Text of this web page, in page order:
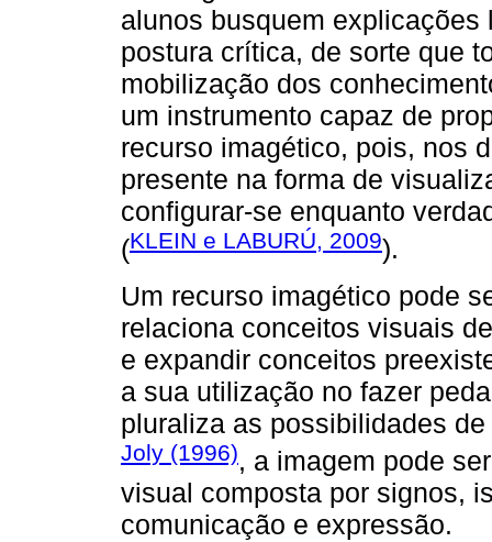
alunos busquem
postura crítica, de sorte que
mobilização dos
um instrumento capaz de
recurso imagético, pois, nos
presente na forma de
configurar-se enquanto
(KLEIN e LABURÚ, 2009).
Um recurso imagético pode
relaciona conceitos visuais
e expandir conceitos
a sua utilização no fazer
pluraliza as possibilidades
Joly (1996), a imagem pode
visual composta por signos,
comunicação e expressão.